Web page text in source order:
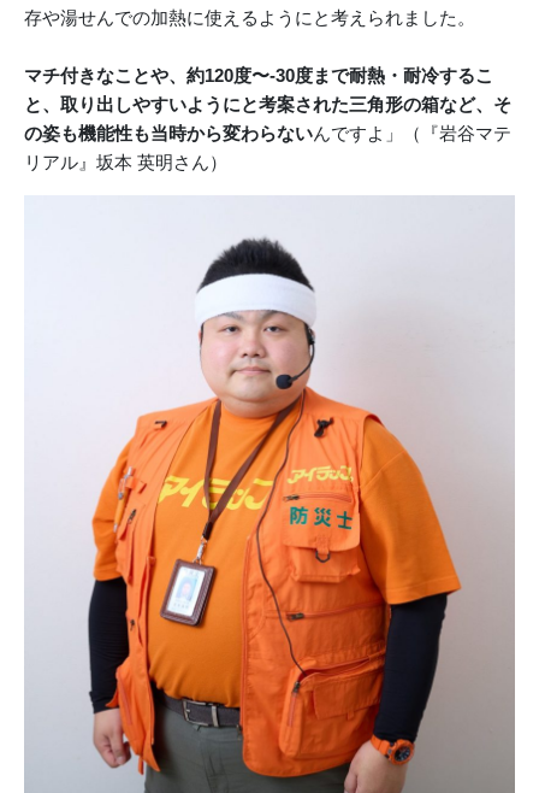
存や湯せんでの加熱に使えるようにと考えられました。
マチ付きなことや、約120度〜-30度まで耐熱・耐冷するこ
と、取り出しやすいようにと考案された三角形の箱など、そ
の姿も機能性も当時から変わらないんですよ」（『岩谷マテ
リアル』坂本 英明さん）